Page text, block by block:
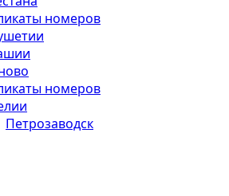
номеров
номеров
Петрозаводск